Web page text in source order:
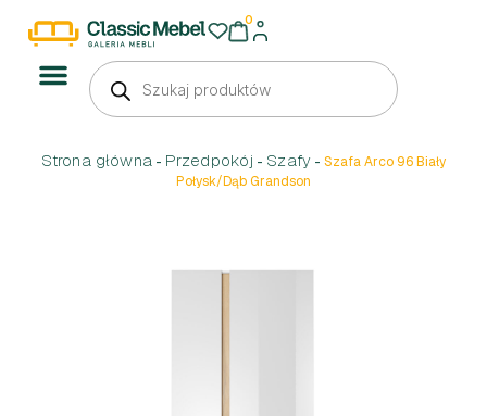
0
Strona główna - Przedpokój - Szafy - Szafa Arco 96 Biały
Połysk/Dąb Grandson